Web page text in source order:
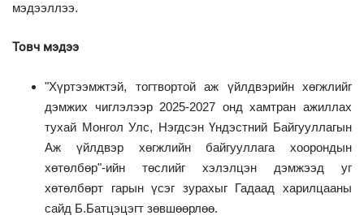
мэдээллээ.
Товч мэдээ
"Хүртээмжтэй, тогтвортой аж үйлдвэрийн хөгжлийг
дэмжих чиглэлээр 2025-2027 онд хамтран ажиллах
тухай Монгол Улс, Нэгдсэн Үндэстний Байгууллагын
Аж үйлдвэр хөгжлийн байгууллага хоорондын
хөтөлбөр"-ийн төслийг хэлэлцэн дэмжээд уг
хөтөлбөрт гарын үсэг зурахыг Гадаад харилцааны
сайд Б.Батцэцэгт зөвшөөрлөө.